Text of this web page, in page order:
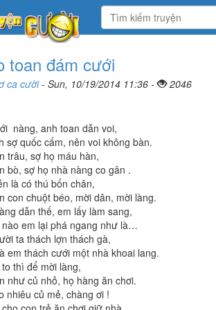
toan đám cưới
ca cười- Sun, 10/19/2014 11:36 - 2046
nàng, anh toan dẫn voi,
sợ quốc cấm, nên voi không bàn.
trâu, sợ họ máu hàn,
bò, sợ họ nhà nàng co gân .
là có thú bốn chân,
con chuột béo, mời dân, mời làng.
dẫn thế, em lấy làm sang,
nào em lại phá ngang như là…
ta thách lợn thách gà,
em thách cưới một nhà khoai lang.
thì để mời làng,
như củ nhỏ, họ hàng ăn chơi.
nhiêu củ mẻ, chàng ơi !